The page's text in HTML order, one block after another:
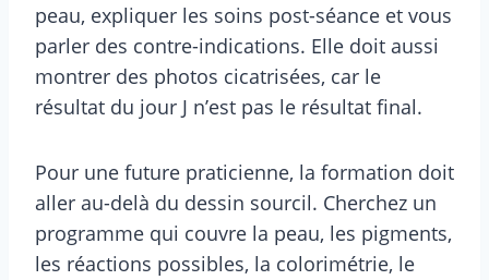
peau, expliquer les soins post-séance et vous
parler des contre-indications. Elle doit aussi
montrer des photos cicatrisées, car le
résultat du jour J n’est pas le résultat final.
Pour une future praticienne, la formation doit
aller au-delà du dessin sourcil. Cherchez un
programme qui couvre la peau, les pigments,
les réactions possibles, la colorimétrie, le